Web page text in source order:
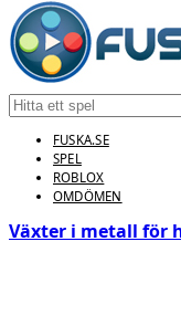
FUSKA.SE
SPEL
ROBLOX
OMDÖMEN
Växter i metall för